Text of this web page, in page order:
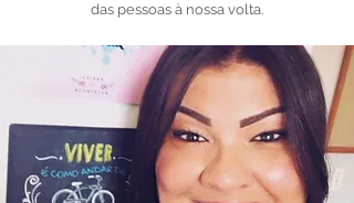
das pessoas à nossa volta.